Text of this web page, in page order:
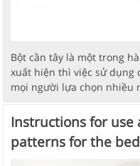
Bột cần tây là một trong
xuất hiện thì việc sử dụng
mọi người lựa chọn nhiều
Instructions for
patterns for the